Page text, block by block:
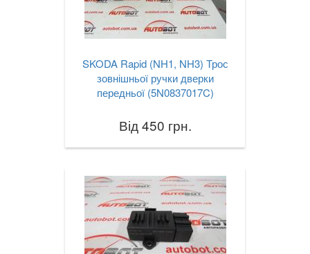
SKODA Rapid (NH1, NH3) Трос
зовнішньої ручки дверки
передньої (5N0837017C)
Від 450 грн.